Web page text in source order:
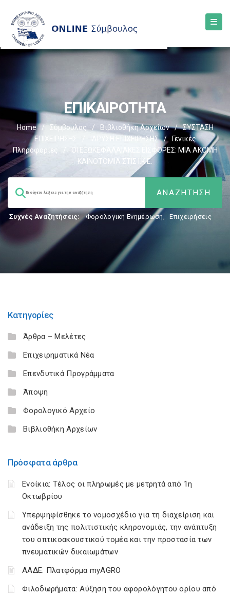
ΕΠΙΚΑΙΡΟΤΗΤΑ
Home / Σύμβουλος / Βιβλιοθήκη Αρχείων /
ΣΥΣΤΑΣΗ
ΕΠΙΧΕΙΡΗΣΗΣ
ΙΔΡΥΣΗ ΕΠΙΧΕΙΡΗΣΗΣ /
Γενικές
Πληροφορίες
/
ΟΙ ΕΞΩΚΕΦΑΛΑΙΑΚΕΣ ΕΙΣΦΟΡΕΣ: ΜΙΑ ΑΚΟΜΗ
ΚΑΙΝΟΤΟΜΙΑ ΣΤΙΣ Ι.Κ.Ε.
Συχνές Αναζητήσεις: Φορολογικη Ενημέρωση, Επιχειρήσεις
Κατηγορίες
Άρθρα – Μελέτες
Επιχειρηματικά Νέα
Επενδυτικά Προγράμματα
Άποψη
Φορολογικό Αρχείο
Βιβλιοθήκη Αρχείων
Πρόσφατα άρθρα
Ενοίκια: Τέλος οι πληρωμές με μετρητά από 1η
Οκτωβρίου
Υπερψηφίσθηκε το νομοσχέδιο για τη διαχείριση και
ανάδειξη της πολιτιστικής κληρονομιάς, την ανάπτυξη
του οπτικοακουστικού τομέα και την προστασία των
πνευματικών δικαιωμάτων
ΑΑΔΕ: Πλατφόρμα myAGRO
Φιλοδωρήματα: Αύξηση του αφορολόγητου ορίου από